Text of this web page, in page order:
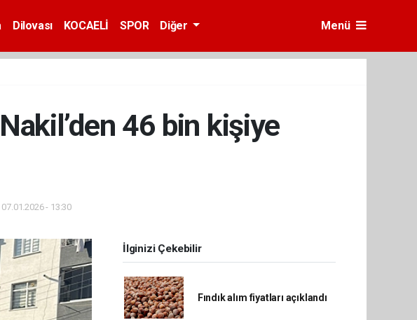
Dilovası KOCAELİ SPOR Diğer Menü
46 bin kişiye
- 13:30
İlginizi Çekebilir
Fındık alım fiyatları açıklandı